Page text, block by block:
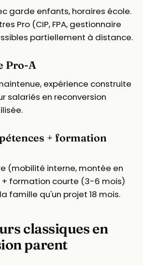
garde enfants, horaires école.
Pro (CIP, FPA, gestionnaire
partiellement à distance.
Pro-A
expérience construite
salariés en reconversion
+ formation
(mobilité interne, montée en
+ formation courte (3-6 mois)
famille qu'un projet 18 mois.
classiques en
parent